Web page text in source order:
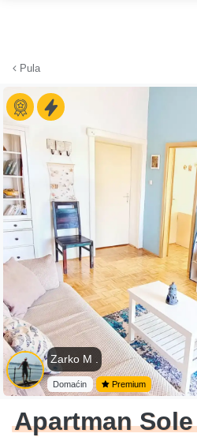
Pula
Zarko M .
Domaćin Premium
Apartman